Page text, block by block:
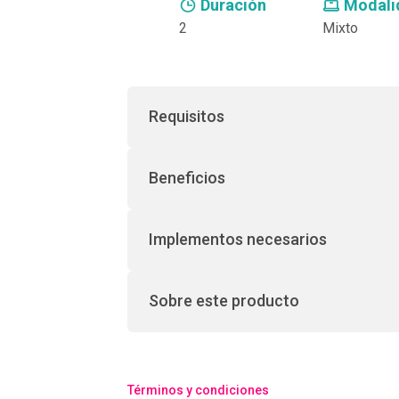
Duración
2 Mixto
Requisitos
Beneficios
Implementos necesarios
Sobre este producto
Términos y condiciones